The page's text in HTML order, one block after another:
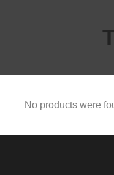
No products were